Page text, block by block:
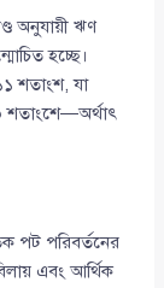
অনুযায়ী ঋণ
হচ্ছে।
শতাংশ, যা
শতাংশে—অর্থাৎ
পট পরিবর্তনের
এবং আর্থিক